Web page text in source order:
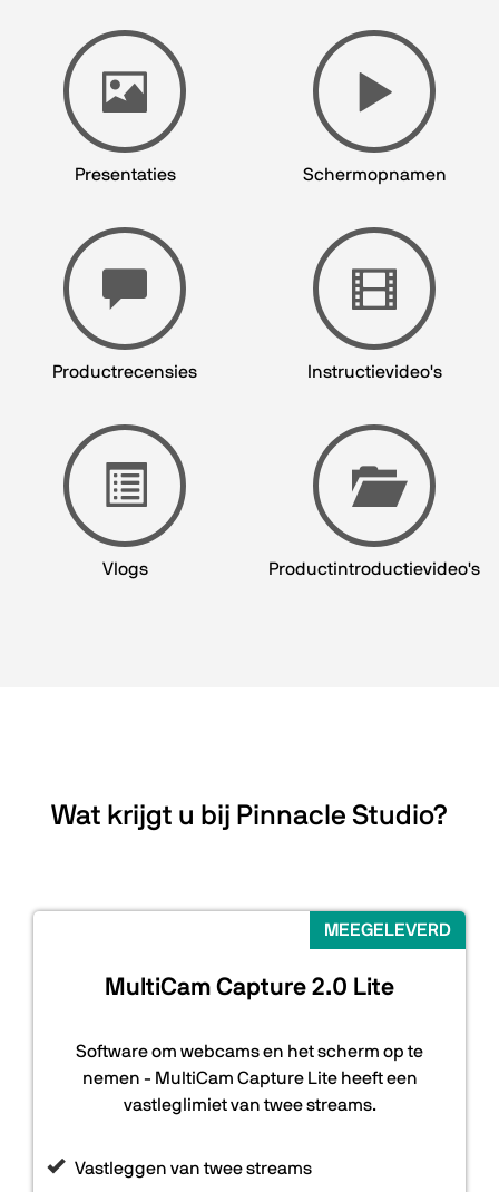
Presentaties Schermopnamen
Productrecensies Instructievideo's
Vlogs Productintroductievideo's
Wat krijgt u bij Pinnacle Studio?
MEEGELEVERD
MultiCam Capture 2.0 Lite
Software om webcams en het scherm op te
nemen - MultiCam Capture Lite heeft een
vastleglimiet van twee streams.
Vastleggen van twee streams